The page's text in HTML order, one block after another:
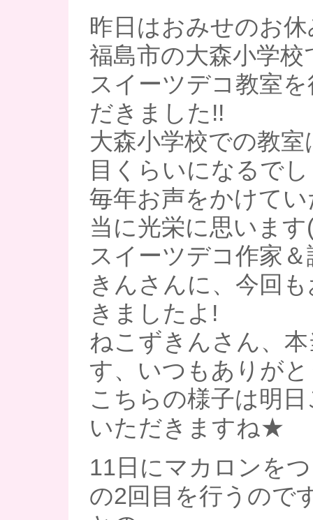
昨日はおみせのお
福島市の大森小学校
スイーツデコ教室
だきました!!
大森小学校での教
目くらいになるで
毎年お声をかけて
当に光栄に思います
スイーツデコ作家
きんさんに、今回
きましたよ!
ねこずきんさん、
す、いつもありが
こちらの様子は明
いただきますね★
11日にマカロンを
の2回目を行うので